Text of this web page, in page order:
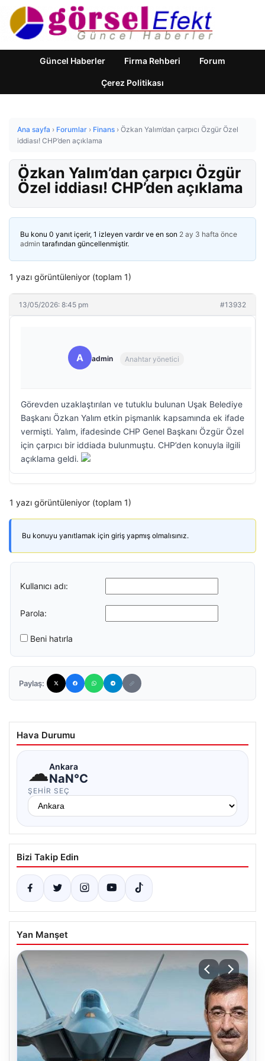
Güncel Haberler Firma Rehberi Forum
Çerez Politikası
Ana sayfa › Forumlar › Finans › Özkan Yalım’dan çarpıcı Özgür Özel
iddiası! CHP’den açıklama
Özkan Yalım’dan çarpıcı Özgür
Özel iddiası! CHP’den açıklama
Bu konu 0 yanıt içerir, 1 izleyen vardır ve en son 2 ay 3 hafta önce
admin tarafından güncellenmiştir.
1 yazı görüntüleniyor (toplam 1)
13/05/2026: 8:45 pm #13932
A admin Anahtar yönetici
Görevden uzaklaştırılan ve tutuklu bulunan Uşak Belediye
Başkanı Özkan Yalım etkin pişmanlık kapsamında ek ifade
vermişti. Yalım, ifadesinde CHP Genel Başkanı Özgür Özel
için çarpıcı bir iddiada bulunmuştu. CHP’den konuyla ilgili
açıklama geldi.
1 yazı görüntüleniyor (toplam 1)
Bu konuyu yanıtlamak için giriş yapmış olmalısınız.
Kullanıcı adı:
Parola:
Beni hatırla
Paylaş:
Hava Durumu
☁Ankara
NaN°C
ŞEHIR SEÇ
Bizi Takip Edin
Yan Manşet